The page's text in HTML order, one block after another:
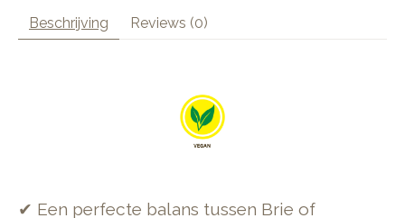
Beschrijving Reviews (0)
✔ Een perfecte balans tussen Brie of